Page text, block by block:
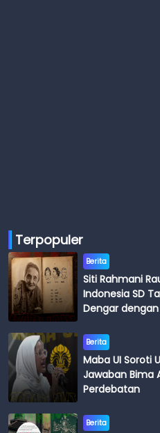
Terpopuler
Berita
Siti Rahmani
Indonesia SD
Dengar dengan
Berita
Maba UI Soroti
Jawaban Bima
Perdebatan
Berita